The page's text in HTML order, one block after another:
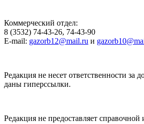
Коммерческий отдел:
8 (3532) 74-43-26, 74-43-90
E-mail: gazorb12@mail.ru и
Редакция не несет ответственности за
даны гиперссылки.
Редакция не предоставляет